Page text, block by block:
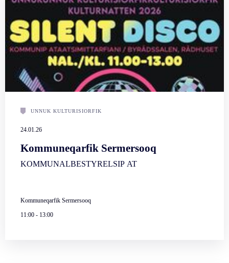
UNNUK KULTURISIORFIK
24.01.26
Kommuneqarfik Sermersooq
KOMMUNALBESTYRELSIP AT
Kommuneqarfik Sermersooq
11:00 - 13:00